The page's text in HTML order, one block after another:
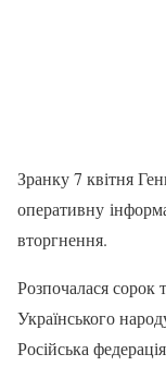
Зранку 7 квітня
оперативну
вторгнення.
Розпочалася сорок
Українського
Російська